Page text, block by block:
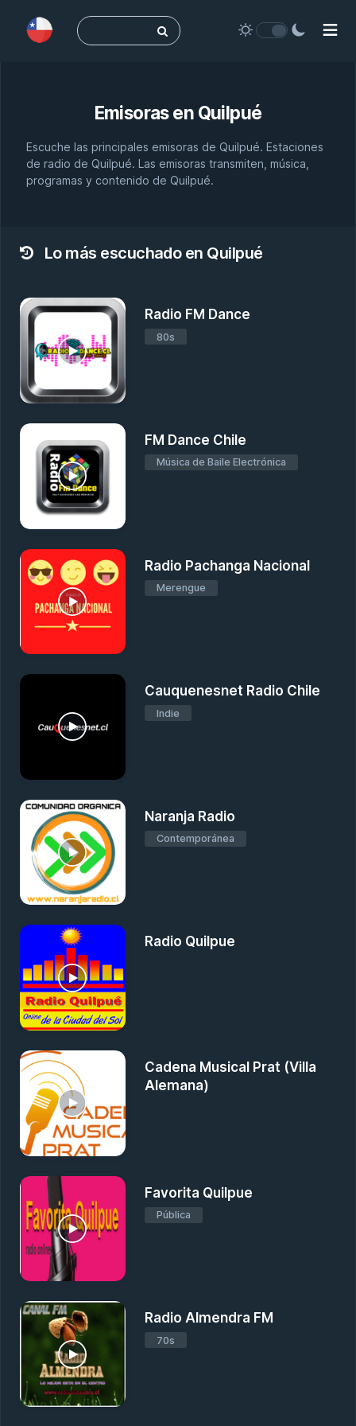
Buscar:
Emisoras en Quilpué
Escuche las principales emisoras de Quilpué. Estaciones
de radio de Quilpué. Las emisoras transmiten, música,
programas y contenido de Quilpué.
Lo más escuchado en Quilpué
Radio FM Dance
80s
FM Dance Chile
Música de Baile Electrónica
Radio Pachanga Nacional
Merengue
Cauquenesnet Radio Chile
Indie
Naranja Radio
Contemporánea
Radio Quilpue
Cadena Musical Prat (Villa
Alemana)
Favorita Quilpue
Pública
Radio Almendra FM
70s